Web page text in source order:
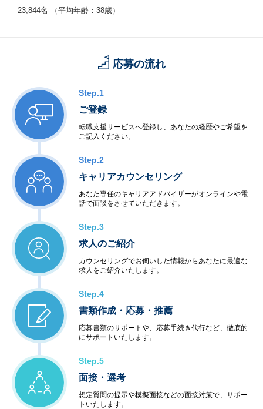
23,844名 （平均年齢：38歳）
応募の流れ
Step.1
ご登録
転職支援サービスへ登録し、あなたの経歴やご希望を
ご記入ください。
Step.2
キャリアカウンセリング
あなた専任のキャリアアドバイザーがオンラインや電
話で面談をさせていただきます。
Step.3
求人のご紹介
カウンセリングでお伺いした情報からあなたに最適な
求人をご紹介いたします。
Step.4
書類作成・応募・推薦
応募書類のサポートや、応募手続き代行など、徹底的
にサポートいたします。
Step.5
面接・選考
想定質問の提示や模擬面接などの面接対策で、サポー
トいたします。